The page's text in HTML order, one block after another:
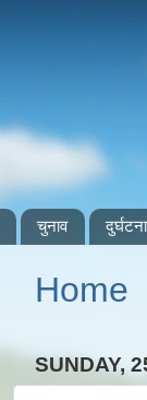
चुनाव दुर्घटना
Home
SUNDAY,